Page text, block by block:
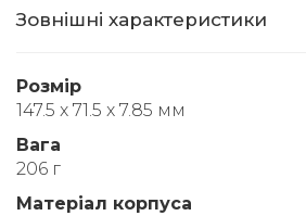
Зовнішні характеристики
Розмір
147.5 x 71.5 x 7.85 мм
Вага
206 г
Матеріал корпуса